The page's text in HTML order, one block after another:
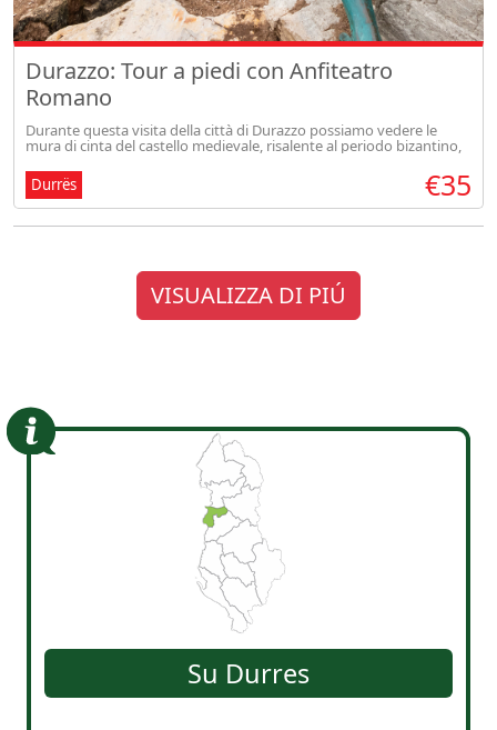
Durazzo: Tour a piedi con Anfiteatro
Romano
Durante questa visita della città di Durazzo possiamo vedere le
mura di cinta del castello medievale, risalente al periodo bizantino,
Durrës
€35
VISUALIZZA DI PIÚ
Su Durres